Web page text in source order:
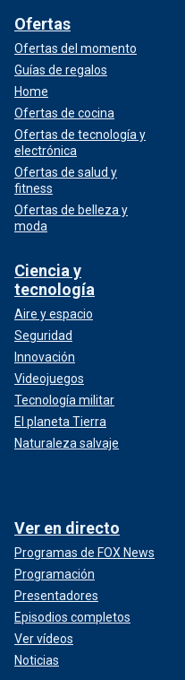
Ofertas
Ofertas del momento
Guías de regalos
Home
Ofertas de cocina
Ofertas de tecnología y
electrónica
Ofertas de salud y
fitness
Ofertas de belleza y
moda
Ciencia y
tecnología
Aire y espacio
Seguridad
Innovación
Videojuegos
Tecnología militar
El planeta Tierra
Naturaleza salvaje
Ver en directo
Programas de FOX News
Programación
Presentadores
Episodios completos
Ver vídeos
Noticias